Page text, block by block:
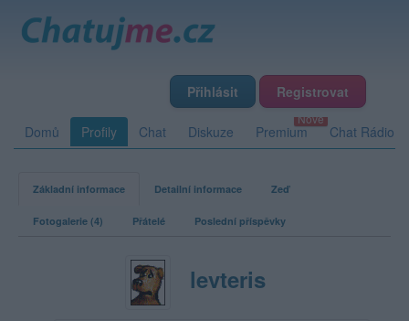
Přihlásit Registrovat
Domů Profily Chat Diskuze Premium Chat Rádio
Základní informace Detailní informace Zeď
Fotogalerie (4) Přátelé Poslední příspěvky
levteris